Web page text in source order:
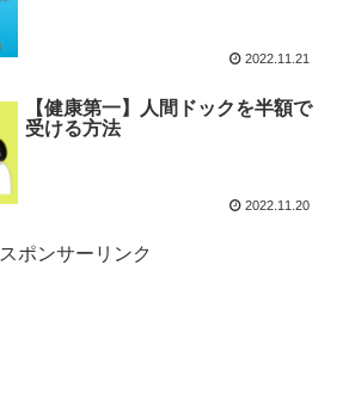
2022.11.21
【健康第一】人間ドックを半額で
受ける方法
2022.11.20
スポンサーリンク